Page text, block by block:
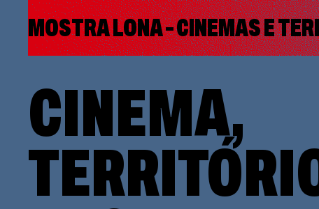
MOSTRA LONA – CINEMAS E
CINEMA,